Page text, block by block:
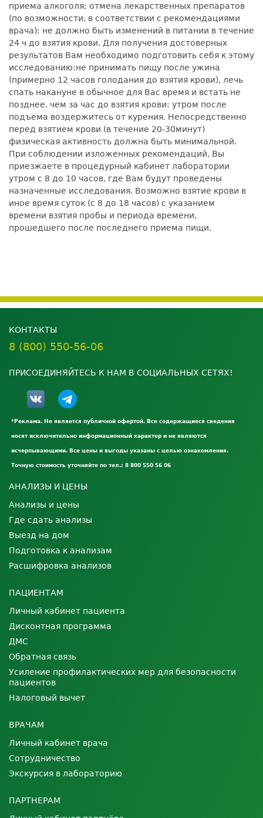
приема алкоголя; отмена лекарственных препаратов
(по возможности, в соответствии с рекомендациями
врача); не должно быть изменений в питании в течение
24 ч до взятия крови. Для получения достоверных
результатов Вам необходимо подготовить себя к этому
исследованию:не принимать пищу после ужина
(примерно 12 часов голодания до взятия крови), лечь
спать накануне в обычное для Вас время и встать не
позднее, чем за час до взятия крови: утром после
подъема воздержитесь от курения. Непосредственно
перед взятием крови (в течение 20-30минут)
физическая активность должна быть минимальной.
При соблюдении изложенных рекомендаций, Вы
приезжаете в процедурный кабинет лаборатории
утром с 8 до 10 часов, где Вам будут проведены
назначенные исследования. Возможно взятие крови в
иное время суток (с 8 до 18 часов) с указанием
времени взятия пробы и периода времени,
прошедшего после последнего приема пищи.
КОНТАКТЫ
8 (800) 550-56-06
ПРИСОЕДИНЯЙТЕСЬ К НАМ В СОЦИАЛЬНЫХ СЕТЯХ!
*Реклама. Не является публичной офертой. Все содержащиеся сведения
носят исключительно информационный характер и не являются
исчерпывающими. Все цены и выгоды указаны с целью ознакомления.
Точную стоимость уточняйте по тел.: 8 800 550 56 06
АНАЛИЗЫ И ЦЕНЫ
Анализы и цены
Где сдать анализы
Выезд на дом
Подготовка к анализам
Расшифровка анализов
ПАЦИЕНТАМ
Личный кабинет пациента
Дисконтная программа
ДМС
Обратная связь
Усиление профилактических мер для безопасности
пациентов
Налоговый вычет
ВРАЧАМ
Личный кабинет врача
Сотрудничество
Экскурсия в лабораторию
ПАРТНЕРАМ